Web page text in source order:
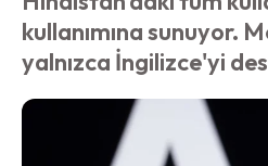
kullanımına sunuyor.
yalnızca İngilizce'yi